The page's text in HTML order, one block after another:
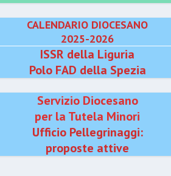
CALENDARIO DIOCESANO
2025-2026
ISSR della Liguria
Polo FAD della Spezia
Servizio Diocesano
per la Tutela Minori
Ufficio Pellegrinaggi:
proposte attive